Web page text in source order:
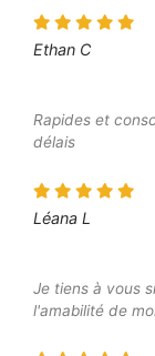
Ethan C
Rapides et
délais
Léana L
Je tiens à vous
l'amabilité de